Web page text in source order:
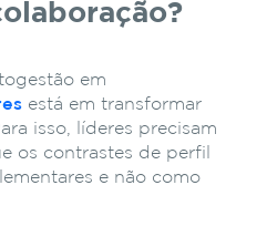
em
está em transformar
isso, líderes precisam
os contrastes de perfil
e não como